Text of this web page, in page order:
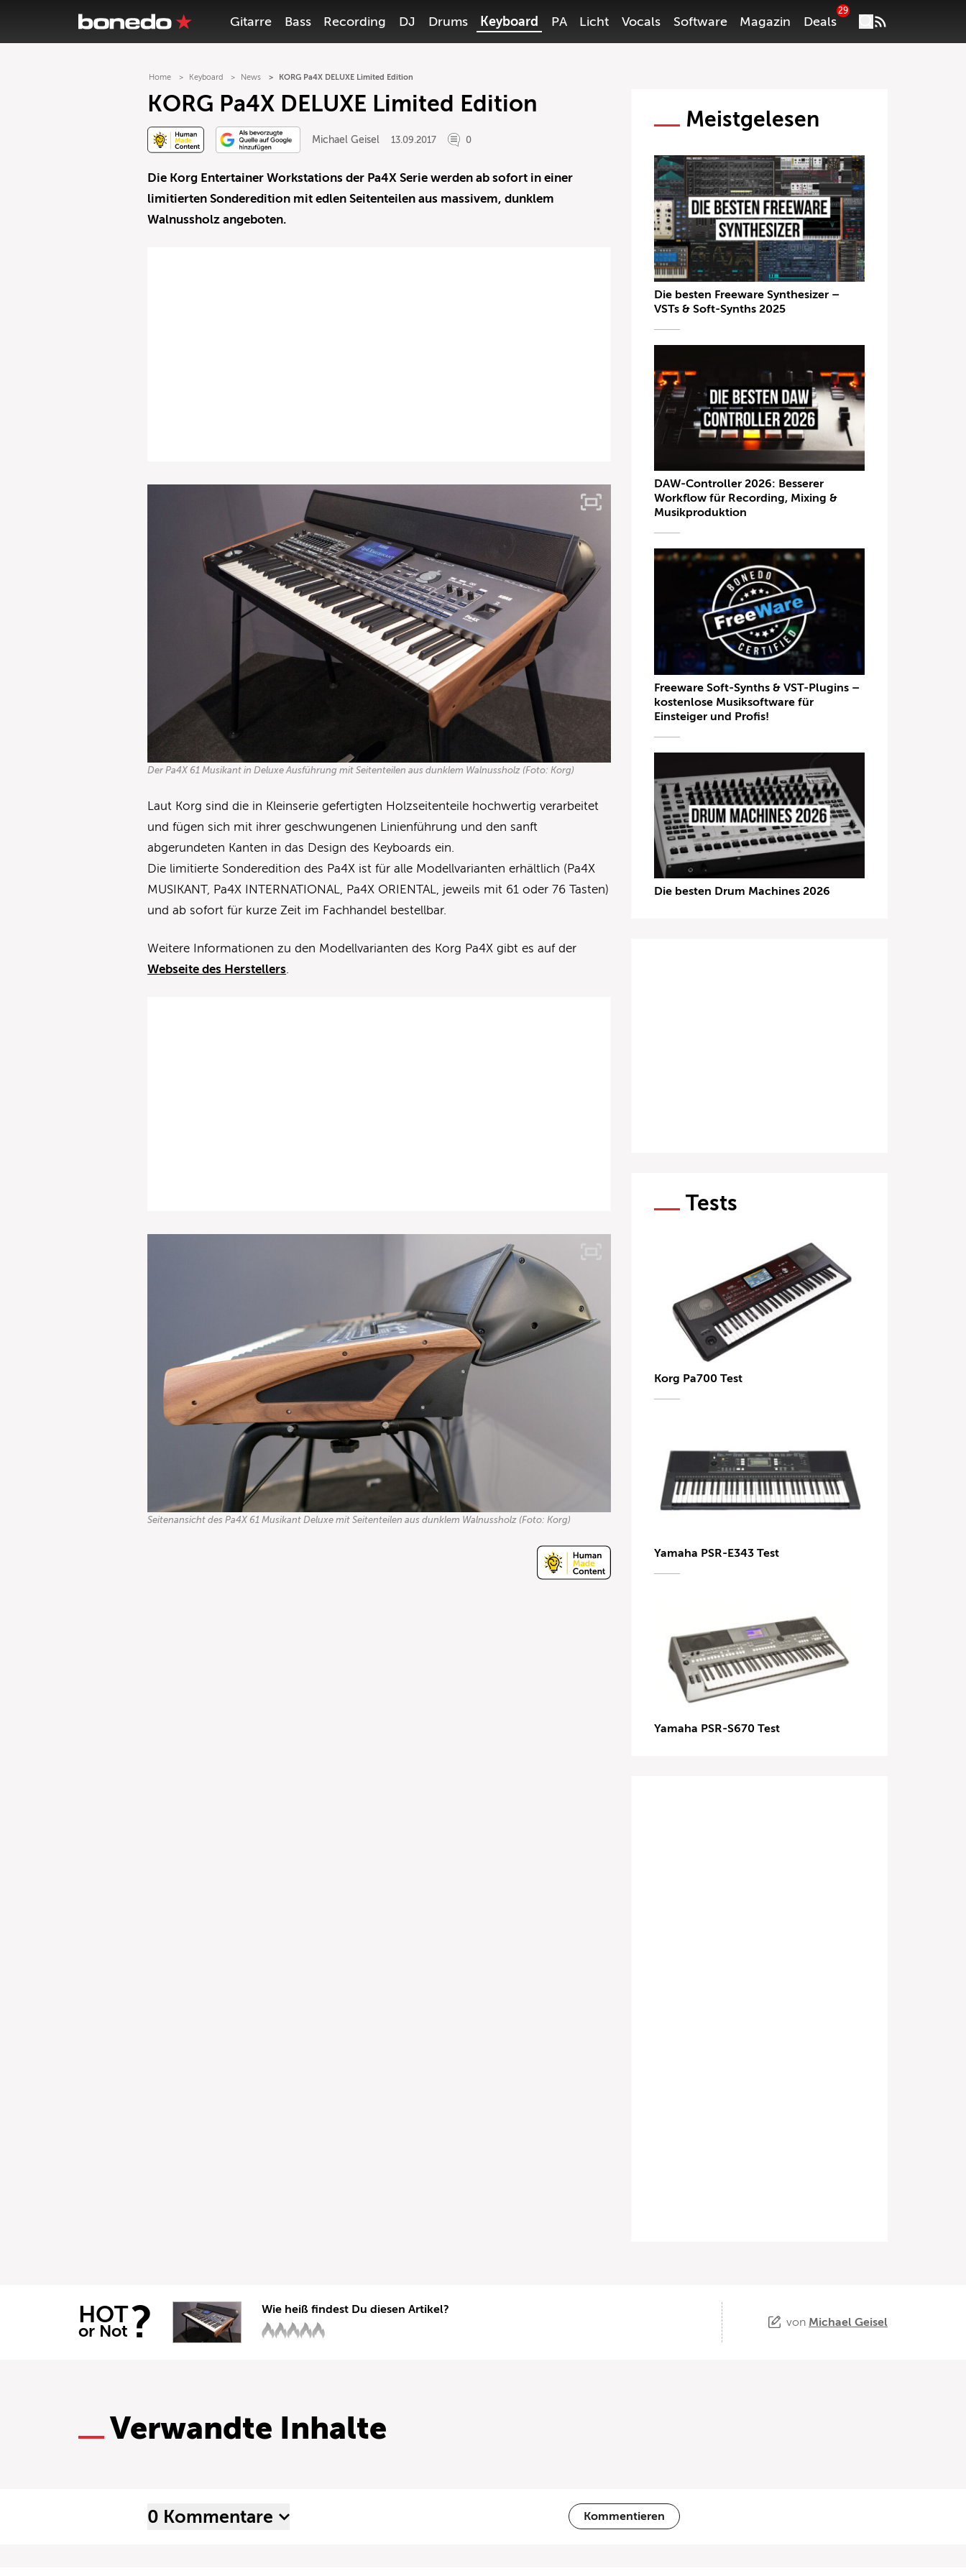
Gitarre Bass Recording DJ Drums Keyboard PA Licht Vocals Software Magazin Deals
29
Home Keyboard News KORG Pa4X DELUXE Limited Edition
KORG Pa4X DELUXE Limited Edition
Michael Geisel 13.09.2017 0
Die Korg Entertainer Workstations der Pa4X Serie werden ab sofort in einer
limitierten Sonderedition mit edlen Seitenteilen aus massivem, dunklem
Walnussholz angeboten.
Der Pa4X 61 Musikant in Deluxe Ausführung mit Seitenteilen aus dunklem Walnussholz (Foto: Korg)
Laut Korg sind die in Kleinserie gefertigten Holzseitenteile hochwertig verarbeitet
und fügen sich mit ihrer geschwungenen Linienführung und den sanft
abgerundeten Kanten in das Design des Keyboards ein.
Die limitierte Sonderedition des Pa4X ist für alle Modellvarianten erhältlich (Pa4X
MUSIKANT, Pa4X INTERNATIONAL, Pa4X ORIENTAL, jeweils mit 61 oder 76 Tasten)
und ab sofort für kurze Zeit im Fachhandel bestellbar.
Weitere Informationen zu den Modellvarianten des Korg Pa4X gibt es auf der
Webseite des Herstellers
Seitenansicht des Pa4X 61 Musikant Deluxe mit Seitenteilen aus dunklem Walnussholz (Foto: Korg)
Meistgelesen
Die besten Freeware Synthesizer –
VSTs & Soft-Synths 2025
DAW-Controller 2026: Besserer
Workflow für Recording, Mixing &
Musikproduktion
Freeware Soft-Synths & VST-Plugins –
kostenlose Musiksoftware für
Einsteiger und Profis!
Die besten Drum Machines 2026
Tests
Korg Pa700 Test
Yamaha PSR-E343 Test
Yamaha PSR-S670 Test
HOT
or Not ?
Wie heiß findest Du diesen Artikel?
von Michael Geisel
Verwandte Inhalte
0 Kommentare Kommentieren